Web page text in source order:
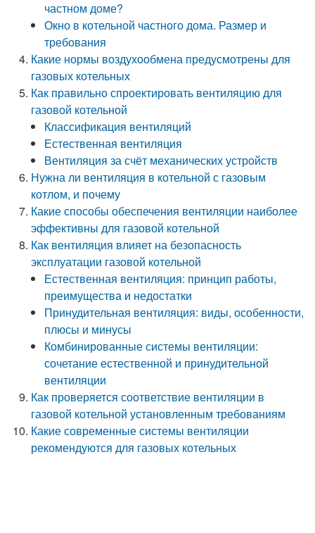
частном доме?
Окно в котельной частного дома. Размер и
требования
Какие нормы воздухообмена предусмотрены для
газовых котельных
Как правильно спроектировать вентиляцию для
газовой котельной
Классификация вентиляций
Естественная вентиляция
Вентиляция за счёт механических устройств
Нужна ли вентиляция в котельной с газовым
котлом, и почему
Какие способы обеспечения вентиляции наиболее
эффективны для газовой котельной
Как вентиляция влияет на безопасность
эксплуатации газовой котельной
Естественная вентиляция: принцип работы,
преимущества и недостатки
Принудительная вентиляция: виды, особенности,
плюсы и минусы
Комбинированные системы вентиляции:
сочетание естественной и принудительной
вентиляции
Как проверяется соответствие вентиляции в
газовой котельной установленным требованиям
Какие современные системы вентиляции
рекомендуются для газовых котельных